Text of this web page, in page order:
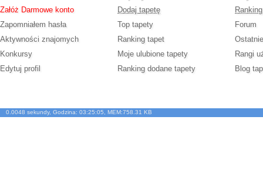
Załóż Darmowe konto
Zapomniałem hasła
Aktywności znajomych
Konkursy
Edytuj profil
Dodaj tapetę
Top tapety
Ranking tapet
Moje ulubione tapety
Ranking dodane tapety
Forum
Rangi
Blog
0.0048 sekundy, Godzina: 03:25:05, MEM:758.31 KB